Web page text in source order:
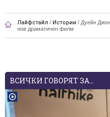
Лайфстайл / Истории / Дуейн
нов драматичен филм
ВСИЧКИ ГОВОРЯТ ЗА...